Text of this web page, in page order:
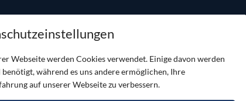
Webseite werden Cookies verwendet. Einige davon werden
benötigt, während es uns andere ermöglichen, Ihre
auf unserer Webseite zu verbessern.